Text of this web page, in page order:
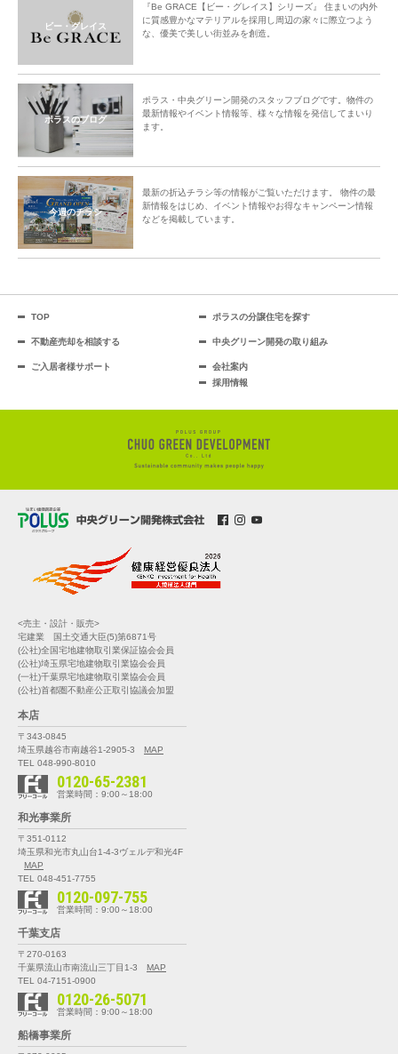
ビー・グレイス
『Be GRACE【ビー・グレイス】シリーズ』 住まいの内外
に質感豊かなマテリアルを採用し周辺の家々に際立つよう
な、優美で美しい街並みを創造。
ポラスのブログ
ポラス・中央グリーン開発のスタッフブログです。物件の
最新情報やイベント情報等、様々な情報を発信してまいり
ます。
今週のチラシ
最新の折込チラシ等の情報がご覧いただけます。 物件の最
新情報をはじめ、イベント情報やお得なキャンペーン情報
などを掲載しています。
TOP ポラスの分譲住宅を探す
不動産売却を相談する 中央グリーン開発の取り組み
ご入居者様サポート
会社案内
採用情報
<売主・設計・販売>
宅建業 国土交通大臣(5)第6871号
(公社)全国宅地建物取引業保証協会会員
(公社)埼玉県宅地建物取引業協会会員
(一社)千葉県宅地建物取引業協会会員
(公社)首都圏不動産公正取引協議会加盟
本店
〒343-0845
埼玉県越谷市南越谷1-2905-3
MAP
TEL 048-990-8010
0120-65-2381
営業時間：9:00～18:00
和光事業所
〒351-0112
埼玉県和光市丸山台1-4-3ヴェルデ和光4F
MAP
TEL 048-451-7755
0120-097-755
営業時間：9:00～18:00
千葉支店
〒270-0163
千葉県流山市南流山三丁目1-3
MAP
TEL 04-7151-0900
0120-26-5071
営業時間：9:00～18:00
船橋事業所